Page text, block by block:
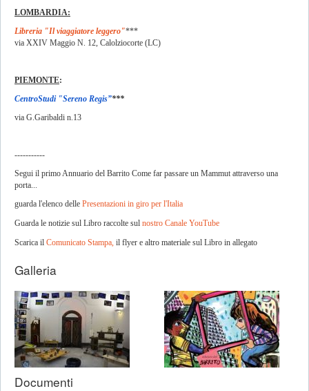
LOMBARDIA:
Libreria "Il viaggiatore leggero"***
via XXIV Maggio N. 12, Calolziocorte (LC)
PIEMONTE:
CentroStudi "Sereno Regis”***
via G.Garibaldi n.13
-----------
Segui il primo Annuario del Barrito Come far passare un Mammut attraverso una
porta...
guarda l'elenco delle Presentazioni in giro per l'Italia
Guarda le notizie sul Libro raccolte sul nostro Canale YouTube
Scarica il Comunicato Stampa, il flyer e altro materiale sul Libro in allegato
Galleria
Documenti